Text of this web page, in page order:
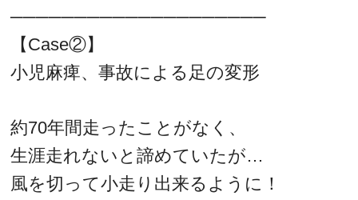
────────────────────
【Case②】
小児麻痺、事故による足の変形
約70年間走ったことがなく、
生涯走れないと諦めていたが…
風を切って小走り出来るように！